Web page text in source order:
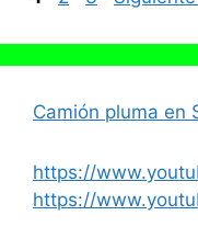
Camión pluma en
https://
https://